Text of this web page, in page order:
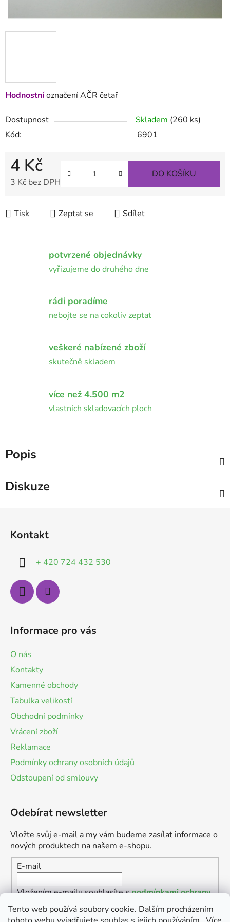
Tento web používá soubory cookie. Dalším procházením
Hodnostníoznačení AČR četař
Dostupnost Skladem (260 ks)
Kód:
6901
4 Kč
3 Kč bez DPH
DO KOŠÍKU
Tisk Zeptat se Sdílet
potvrzené objednávky
vyřizujeme do druhého dne
rádi poradíme
nebojte se na cokoliv zeptat
veškeré nabízené zboží
skutečně skladem
více než 4.500 m2
vlastních skladovacích ploch
Popis
Diskuze
Kontakt
+ 420 724 432 530
Informace pro vás
O nás
Kontakty
Kamenné obchody
Tabulka velikostí
Obchodní podmínky
Vrácení zboží
Reklamace
Podmínky ochrany osobních údajů
Odstoupení od smlouvy
Odebírat newsletter
Vložte svůj e-mail a my vám budeme zasílat informace o
nových produktech na našem e-shopu.
E-mail
Vložením e-mailu souhlasíte spodmínkami ochrany
osobních údajů